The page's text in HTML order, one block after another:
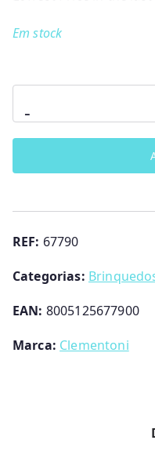
Em stock
-
de
Baby
REF: 67790
Categorias:
EAN: 8005125677900
Marca: Clementoni